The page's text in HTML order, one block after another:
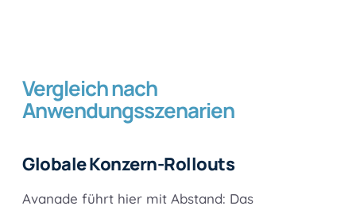
Vergleich nach
Anwendungsszenarien
Globale Konzern-Rollouts
Avanade führt hier mit Abstand: Das